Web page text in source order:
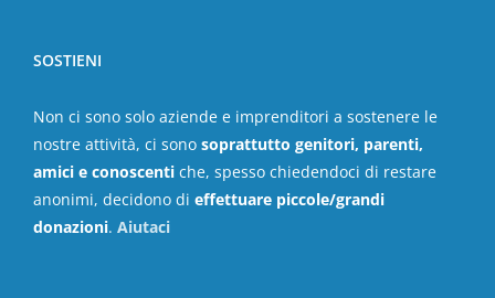
SOSTIENI
Non ci sono solo aziende e imprenditori a sostenere le
nostre attività, ci sono soprattutto genitori, parenti,
amici e conoscenti che, spesso chiedendoci di restare
anonimi, decidono di effettuare piccole/grandi
donazioni. Aiutaci